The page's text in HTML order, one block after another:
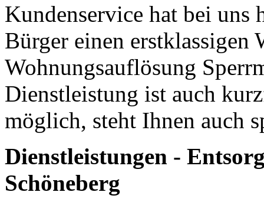
Kundenservice hat bei uns
Bürger einen erstklassigen
Wohnungsauflösung
Dienstleistung ist auch
möglich, steht Ihnen auch
Dienstleistungen -
Schöneberg